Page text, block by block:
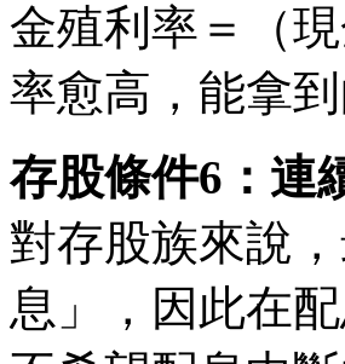
金殖利率＝（
率愈高，能拿
存股條件6：連
對存股族來說
息」，因此在